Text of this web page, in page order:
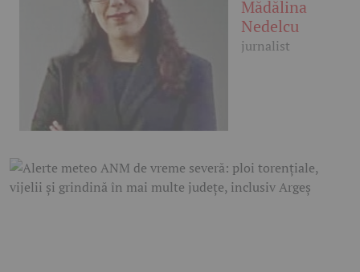
Mădălina
Nedelcu
jurnalist